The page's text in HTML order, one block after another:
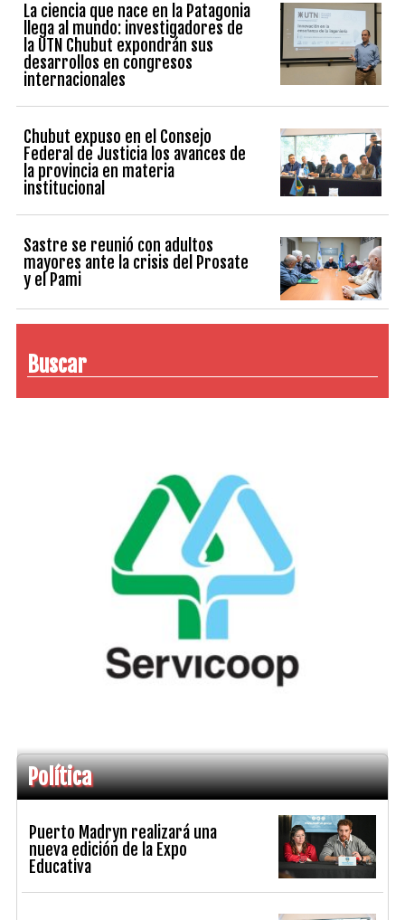
La ciencia que nace en la Patagonia
llega al mundo: investigadores de
la UTN Chubut expondrán sus
desarrollos en congresos
internacionales
Chubut expuso en el Consejo
Federal de Justicia los avances de
la provincia en materia
institucional
Sastre se reunió con adultos
mayores ante la crisis del Prosate
y el Pami
Buscar
Política
Puerto Madryn realizará una
nueva edición de la Expo
Educativa